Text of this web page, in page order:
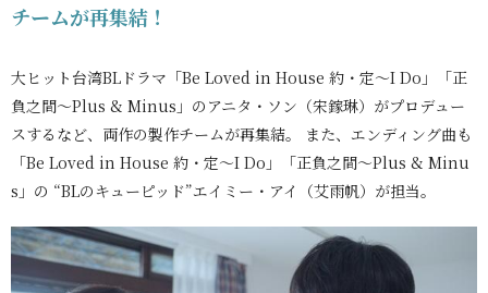
チームが再集結！
大ヒット台湾BLドラマ「Be Loved in House 約・定～I Do」「正
負之間～Plus & Minus」のアニタ・ソン（宋鎵琳）がプロデュー
スするなど、両作の製作チームが再集結。 また、エンディング曲も
「Be Loved in House 約・定～I Do」「正負之間～Plus & Minu
s」の “BLのキューピッド”エイミー・アイ（艾雨帆）が担当。